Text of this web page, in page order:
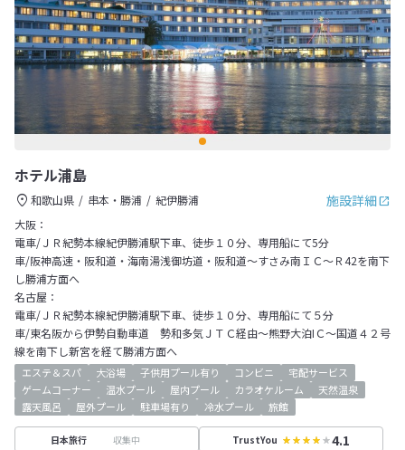
ホテル浦島
施設詳細
和歌山県 串本・勝浦
紀伊勝浦
大阪：
電車/ＪＲ紀勢本線紀伊勝浦駅下車、徒歩１０分、専用船にて5分
車/阪神高速・阪和道・海南湯浅御坊道・阪和道～すさみ南ＩＣ～Ｒ42を南下
し勝浦方面へ
名古屋：
電車/ＪＲ紀勢本線紀伊勝浦駅下車、徒歩１０分、専用船にて５分
車/東名阪から伊勢自動車道 勢和多気ＪＴＣ経由～熊野大泊IＣ～国道４２号
線を南下し新宮を経て勝浦方面へ
エステ＆スパ 大浴場 子供用プール有り コンビニ
宅配サービス
ゲームコーナー
温水プール 屋内プール カラオケルーム
天然温泉
露天風呂
屋外プール 駐車場有り 冷水プール 旅館
日本旅行 収集中 TrustYou 4.1